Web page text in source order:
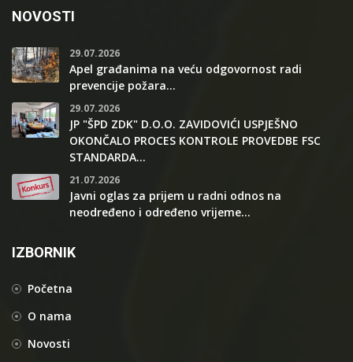
NOVOSTI
29.07.2026
Apel građanima na veću odgovornost radi
prevencije požara...
29.07.2026
JP "ŠPD ZDK" D.O.O. ZAVIDOVIĆI USPJEŠNO
OKONČALO PROCES KONTROLE PROVEDBE FSC
STANDARDA...
21.07.2026
Javni oglas za prijem u radni odnos na
neodređeno i određeno vrijeme...
IZBORNIK
Početna
O nama
Novosti